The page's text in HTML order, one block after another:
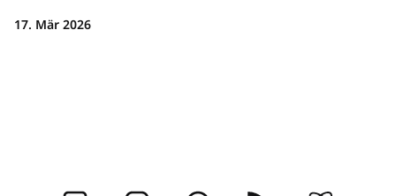
17. Mär 2026